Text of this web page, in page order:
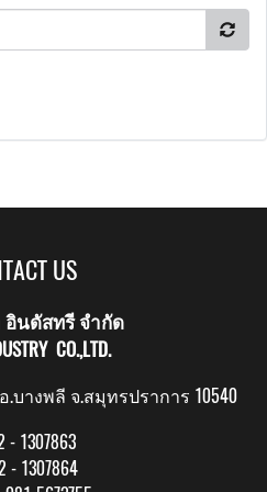
US
อินดัสทรี จำกัด
CO.,LTD.
างพลี จ.สมุทรปราการ 10540
- 1307863
- 1307864